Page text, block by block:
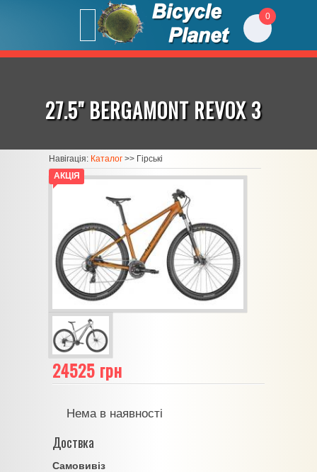
0
27.5" BERGAMONT REVOX 3
Навігація: Каталог >> Гірські
АКЦІЯ
24525 грн
Нема в наявності
Доствка
Самовивіз